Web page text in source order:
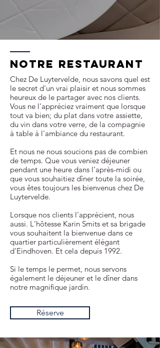
notre restaurant
Chez De Luytervelde, nous savons quel est
le secret d'un vrai plaisir et nous sommes
heureux de le partager avec nos clients.
Vous ne l'appréciez vraiment que lorsque
tout va bien; du plat dans votre assiette,
du vin dans votre verre, de la compagnie
à table à l'ambiance du restaurant.
Et nous ne nous soucions pas de combien
de temps. Que vous veniez déjeuner
pendant une heure dans l'après-midi ou
que vous souhaitiez dîner toute la soirée,
vous êtes toujours les bienvenus chez De
Luytervelde.
Lorsque nos clients l'apprécient, nous
aussi. L'hôtesse Karin Smits et sa brigade
vous souhaitent la bienvenue dans ce
quartier particulièrement élégant
d'Eindhoven. Et cela depuis 1992.
Si le temps le permet, nous servons
également le déjeuner et le dîner dans
notre magnifique jardin.
Réserve